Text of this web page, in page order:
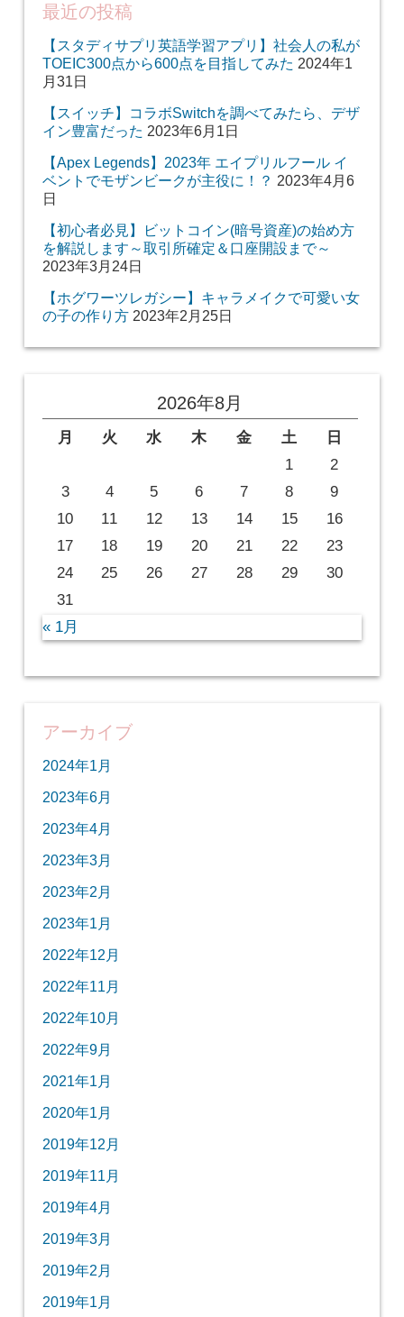
最近の投稿
【スタディサプリ英語学習アプリ】社会人の私が
TOEIC300点から600点を目指してみた 2024年1
月31日
【スイッチ】コラボSwitchを調べてみたら、デザ
イン豊富だった 2023年6月1日
【Apex Legends】2023年 エイプリルフール イ
ベントでモザンビークが主役に！？ 2023年4月6
日
【初心者必見】ビットコイン(暗号資産)の始め方
を解説します～取引所確定＆口座開設まで～
2023年3月24日
【ホグワーツレガシー】キャラメイクで可愛い女
の子の作り方 2023年2月25日
2026年8月
月 火 水 木 金 土
日
1
2
3
4 5 6 7 8
9
10
11 12 13 14 15
16
17
18 19 20 21 22
23
24
25 26 27 28 29
30
31
« 1月
アーカイブ
2024年1月
2023年6月
2023年4月
2023年3月
2023年2月
2023年1月
2022年12月
2022年11月
2022年10月
2022年9月
2021年1月
2020年1月
2019年12月
2019年11月
2019年4月
2019年3月
2019年2月
2019年1月